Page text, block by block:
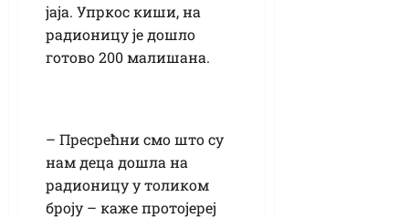
јаја. Упркос киши, на
радионицу је дошло
готово 200 малишана.
– Пресрећни смо што су
нам деца дошла на
радионицу у толиком
броју – каже протојереј